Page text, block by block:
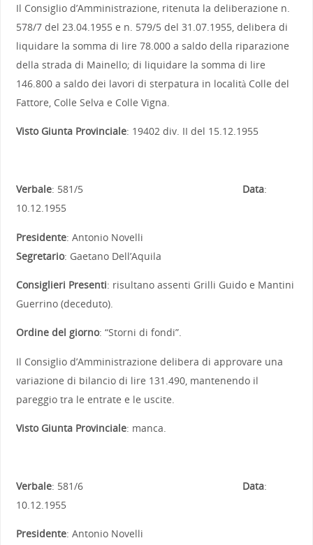
Il Consiglio d’Amministrazione, ritenuta la deliberazione n.
578/7 del 23.04.1955 e n. 579/5 del 31.07.1955, delibera di
liquidare la somma di lire 78.000 a saldo della riparazione
della strada di Mainello; di liquidare la somma di lire
146.800 a saldo dei lavori di sterpatura in località Colle del
Fattore, Colle Selva e Colle Vigna.
Visto Giunta Provinciale: 19402 div. II del 15.12.1955
Verbale: 581/5 Data:
10.12.1955
Presidente: Antonio Novelli
Segretario: Gaetano Dell’Aquila
Consiglieri Presenti: risultano assenti Grilli Guido e Mantini
Guerrino (deceduto).
Ordine del giorno: “Storni di fondi”.
Il Consiglio d’Amministrazione delibera di approvare una
variazione di bilancio di lire 131.490, mantenendo il
pareggio tra le entrate e le uscite.
Visto Giunta Provinciale: manca.
Verbale: 581/6 Data:
10.12.1955
Presidente: Antonio Novelli